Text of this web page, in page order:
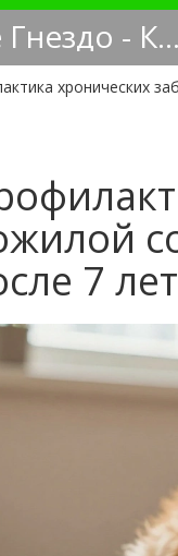
Орлиное Гнездо - Кинологический блог
хронических
7 лет